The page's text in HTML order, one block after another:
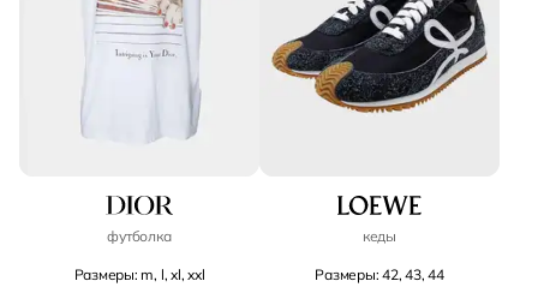
футболка
Размеры: m, l, xl, xxl
кеды
Размеры: 42, 43, 44